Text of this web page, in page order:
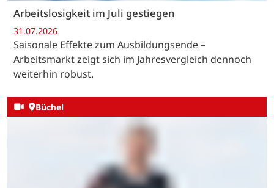
Arbeitslosigkeit im Juli gestiegen
31.07.2026
Saisonale Effekte zum Ausbildungsende –
Arbeitsmarkt zeigt sich im Jahresvergleich dennoch
weiterhin robust.
Büchel